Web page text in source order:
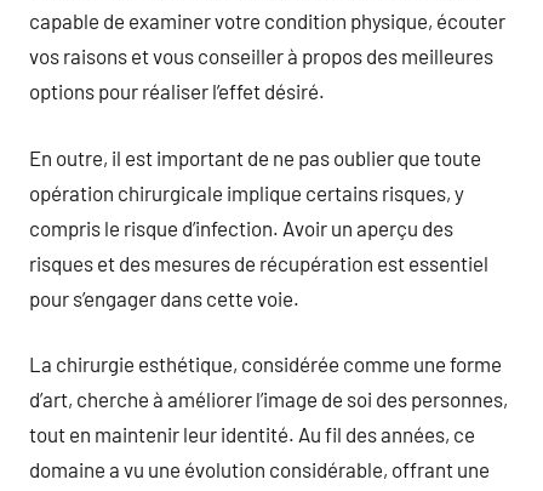
capable de examiner votre condition physique, écouter
vos raisons et vous conseiller à propos des meilleures
options pour réaliser l’effet désiré.
En outre, il est important de ne pas oublier que toute
opération chirurgicale implique certains risques, y
compris le risque d’infection. Avoir un aperçu des
risques et des mesures de récupération est essentiel
pour s’engager dans cette voie.
La chirurgie esthétique, considérée comme une forme
d’art, cherche à améliorer l’image de soi des personnes,
tout en maintenir leur identité. Au fil des années, ce
domaine a vu une évolution considérable, offrant une